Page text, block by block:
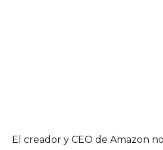
El creador y CEO de Amazon